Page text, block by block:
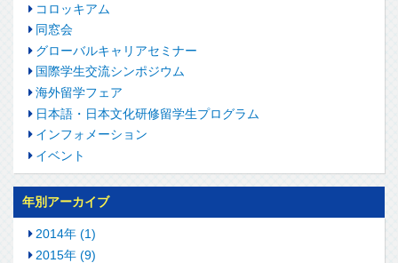
コロッキアム
同窓会
グローバルキャリアセミナー
国際学生交流シンポジウム
海外留学フェア
日本語・日本文化研修留学生プログラム
インフォメーション
イベント
年別アーカイブ
2014年 (1)
2015年 (9)